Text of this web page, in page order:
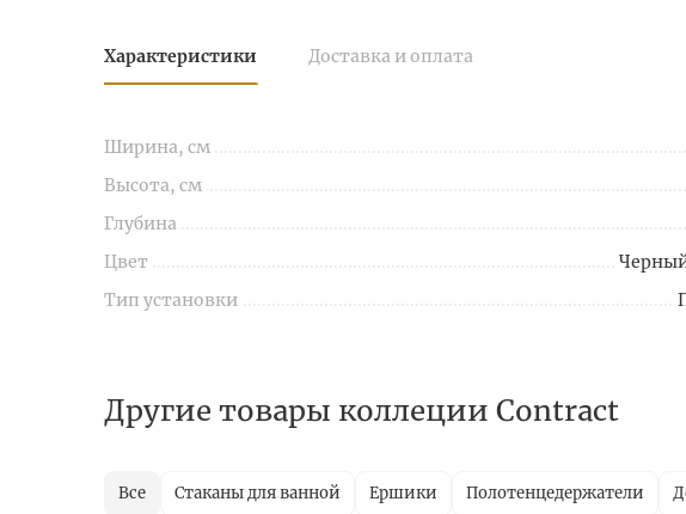
Характеристики Доставка и оплата
Ширина, см
Высота, см
Глубина
Цвет
Тип установки
Другие товары коллеции Contract
Все Стаканы для ванной Ершики Полотенцедержатели